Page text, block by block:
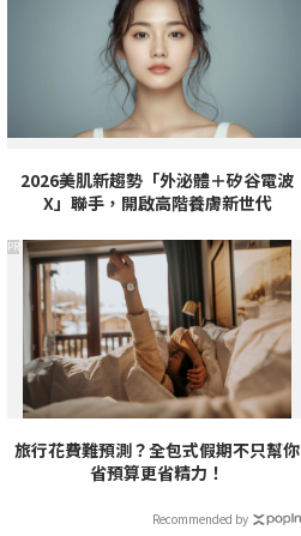
2026美肌新趨勢「外泌體＋矽谷電波
X」聯手，開啟高階養膚新世代
旅行花費難預測？全包式假期不只幫你
省預算更省精力！
PR
Recommended by